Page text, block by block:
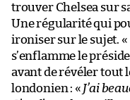
trouver Chelsea sur
Une régularité qui
ironiser sur le sujet. «
s’enflamme le
avant de révéler tout
londonien : « J’ai